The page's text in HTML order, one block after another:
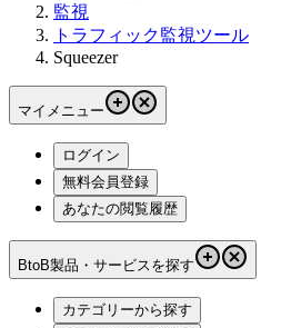
監視
トラフィック監視ツール
Squeezer
マイメニュー
ログイン
無料会員登録
あなたの閲覧履歴
BtoB製品・サービスを探す
カテゴリーから探す